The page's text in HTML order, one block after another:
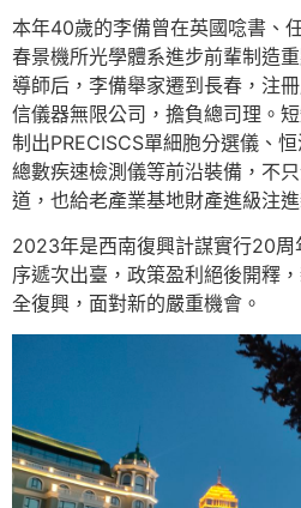
本年40歲的李備曾在英國唸書、
春景機所光學體系進步前輩制造
導師后，李備舉家遷到長春，注
信儀器無限公司，擔負總司理。
制出PRECISCS單細胞分選儀、
總數疾速檢測儀等前沿裝備，不
道，也給老產業基地財產進級注進
2023年是西南復興計謀實行20周
序遞次出臺，政策盈利絕後開釋
全復興，面對新的嚴重機會。